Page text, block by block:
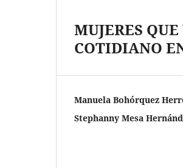
MUJERES
COTIDIANO
Manuela Bohórquez
Stephanny Mesa